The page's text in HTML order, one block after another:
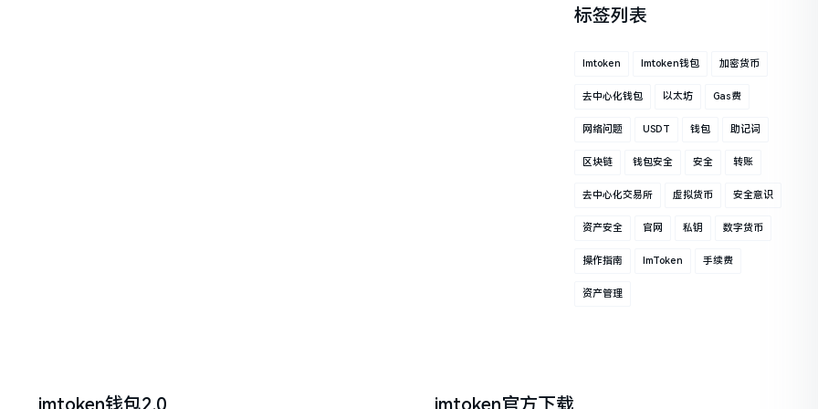
标签列表
Imtoken Imtoken钱包 加密货币
去中心化钱包 以太坊 Gas费
网络问题 USDT 钱包 助记词
区块链 钱包安全 安全 转账
去中心化交易所 虚拟货币 安全意识
资产安全 官网 私钥 数字货币
操作指南 ImToken 手续费
资产管理